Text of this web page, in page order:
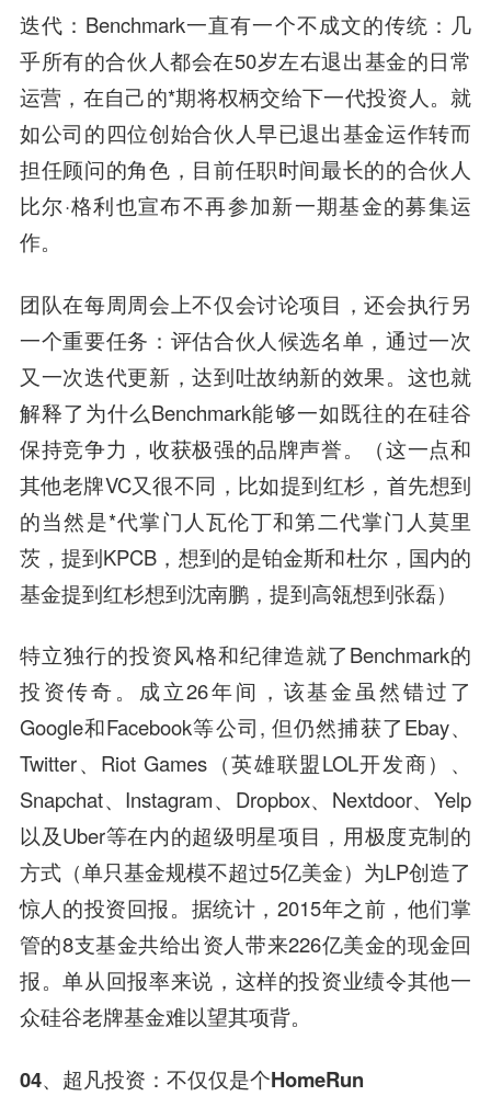
迭代： Benchmark一直有一个不成文的传统：几
乎所有的合伙人都会在50岁左右退出基金的日常
运营，在自己的*期将权柄交给下一代投资人。就
如公司的四位创始合伙人早已退出基金运作转而
担任顾问的角色，目前任职时间最长的的合伙人
比尔·格利也宣布不再参加新一期基金的募集运
作。
团队在每周周会上不仅会讨论项目，还会执行另
一个重要任务：评估合伙人候选名单，通过一次
又一次迭代更新，达到吐故纳新的效果。这也就
解释了为什么Benchmark能够一如既往的在硅谷
保持竞争力，收获极强的品牌声誉。（这一点和
其他老牌VC又很不同，比如提到红杉，首先想到
的当然是*代掌门人瓦伦丁和第二代掌门人莫里
茨，提到KPCB，想到的是铂金斯和杜尔，国内的
基金提到红杉想到沈南鹏，提到高瓴想到张磊）
特立独行的投资风格和纪律造就了Benchmark的
投资传奇。成立26年间，该基金虽然错过了
Google和Facebook等公司, 但仍然捕获了Ebay、
Twitter、Riot Games（英雄联盟LOL开发商）、
Snapchat、Instagram、Dropbox、Nextdoor、Yelp
以及Uber等在内的超级明星项目，用极度克制的
方式（单只基金规模不超过5亿美金）为LP创造了
惊人的投资回报。据统计，2015年之前，他们掌
管的8支基金共给出资人带来226亿美金的现金回
报。单从回报率来说，这样的投资业绩令其他一
众硅谷老牌基金难以望其项背。
04、 超凡投资：不仅仅是个HomeRun